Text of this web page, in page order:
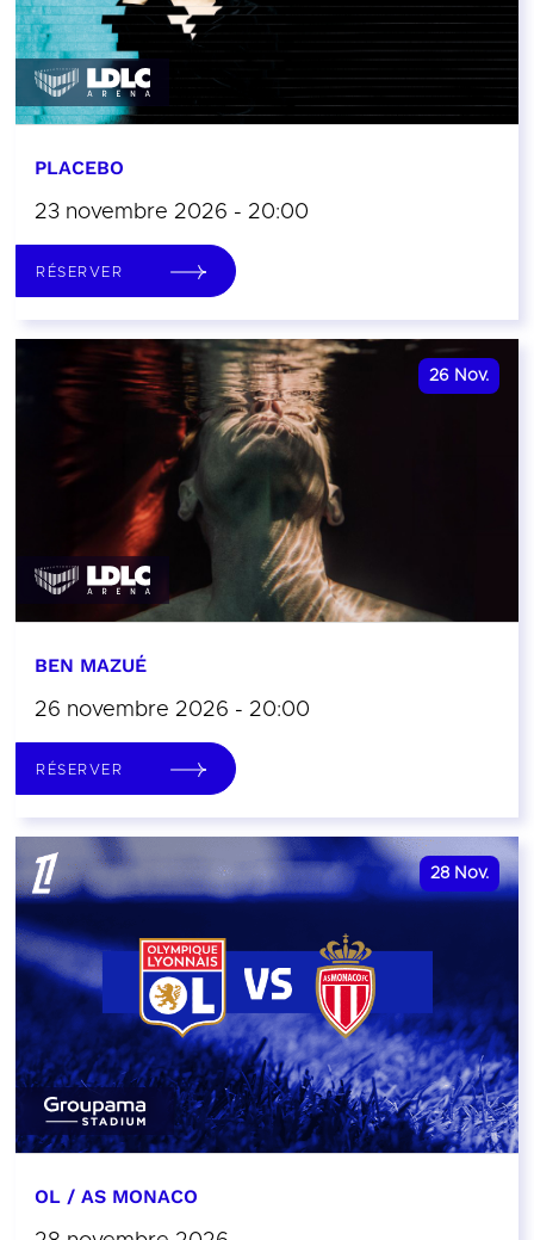
PLACEBO
23 novembre 2026 - 20:00
RÉSERVER
26 Nov.
BEN MAZUÉ
26 novembre 2026 - 20:00
RÉSERVER
28 Nov.
OL / AS MONACO